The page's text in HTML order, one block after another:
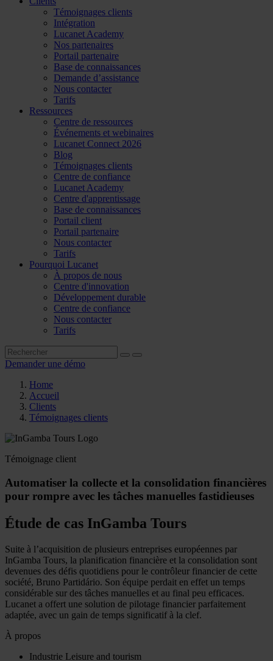
Témoignages clients
Intégration
Lucanet Academy
Nos partenaires
Portail partenaire
Base de connaissances
Demande d’assistance
Nous contacter
Tarifs
Ressources
Centre de ressources
Événements et webinaires
Lucanet Connect 2026
Blog
Témoignages clients
Centre de confiance
Lucanet Academy
Centre d'apprentissage
Base de connaissances
Portail client
Portail partenaire
Nous contacter
Tarifs
Pourquoi Lucanet
À propos de nous
Centre d'innovation
Développement durable
Centre de confiance
Nous contacter
Tarifs
Demander une démo
Home
Accueil
Clients
Témoignages clients
Témoignage client
Automatiser la collecte et la consolidation financières
pour rompre avec les tâches manuelles fastidieuses
Étude de cas InGamba Tours
Suite à l’acquisition de plusieurs entreprises européennes par
InGamba Tours, la planification financière et la consolidation sont
devenues des défis quotidiens pour le contrôleur financier de cette
société, Bruno Partidário. Son équipe perdait en effet un temps
considérable sur des tâches manuelles et au final peu efficaces.
Lucanet a offert une solution de pilotage financier parfaitement
adaptée, avec un gain de temps significatif à la clef.
À propos
Industrie Leisure and tourism